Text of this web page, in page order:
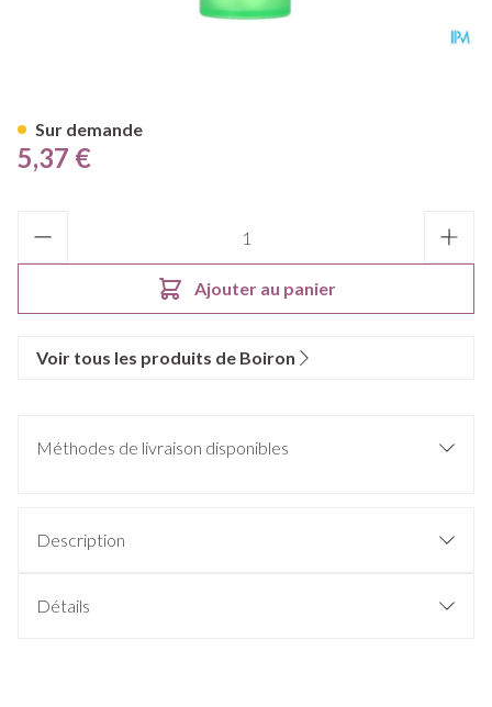
5,37 €
Ajouter au panier
Sur demande
Voir tous les produits de Boiron
Méthodes de livraison disponibles
Description
Détails